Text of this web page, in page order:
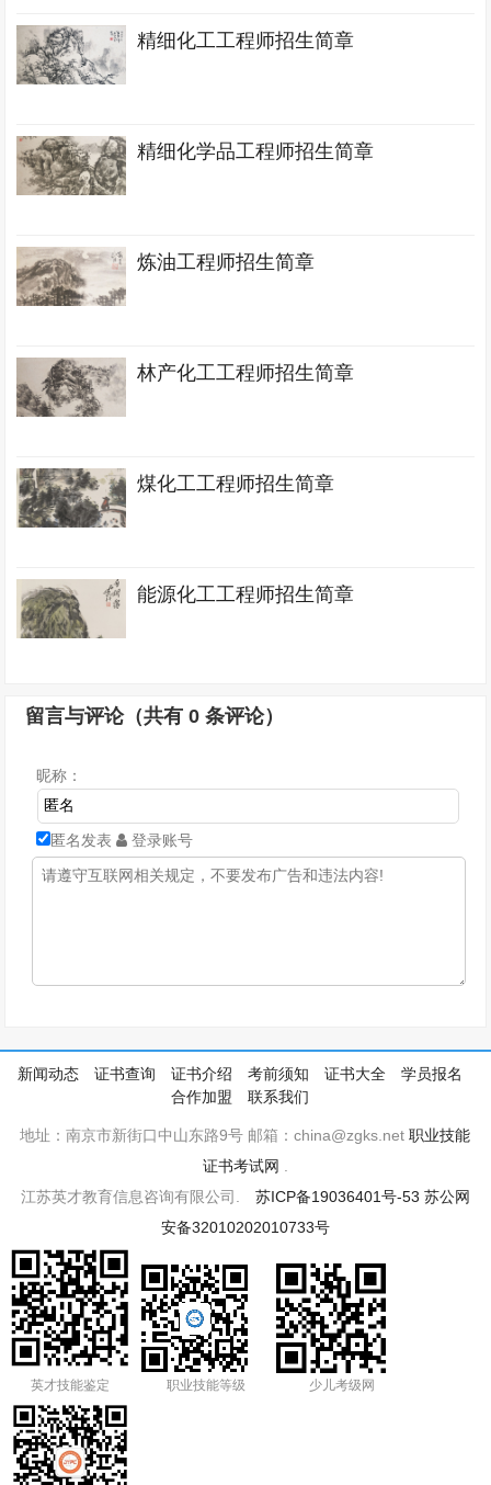
精细化工工程师招生简章
精细化学品工程师招生简章
炼油工程师招生简章
林产化工工程师招生简章
煤化工工程师招生简章
能源化工工程师招生简章
留言与评论（共有0 条评论）
昵称：
匿名发表 登录账号
新闻动态 证书查询 证书介绍 考前须知 证书大全
学员报名
合作加盟
联系我们
地址：南京市新街口中山东路9号 邮箱：china@zgks.net职业技能
证书考试网
江苏英才教育信息咨询有限公司. 苏ICP备19036401号-53 苏公网
安备32010202010733号
英才技能鉴定 职业技能等级 少儿考级网